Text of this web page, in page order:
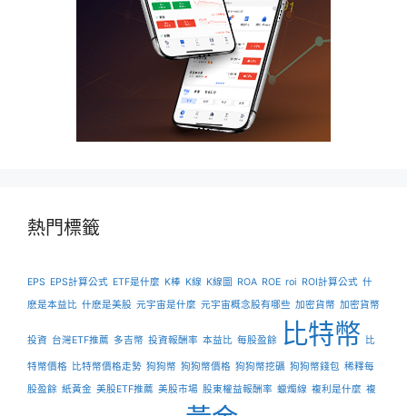
熱門標籤
EPS EPS計算公式 ETF是什麼 K棒 K線 K線圖 ROA ROE roi ROI計算公式 什
麽是本益比 什麽是美股 元宇宙是什麼 元宇宙概念股有哪些 加密貨幣 加密貨幣
投資 台灣ETF推薦 多吉幣 投資報酬率 本益比 每股盈餘 比特幣 比
特幣價格 比特幣價格走勢 狗狗幣 狗狗幣價格 狗狗幣挖礦 狗狗幣錢包 稀釋每
股盈餘 紙黃金 美股ETF推薦 美股市場 股東權益報酬率 蠟燭線 複利是什麼 複